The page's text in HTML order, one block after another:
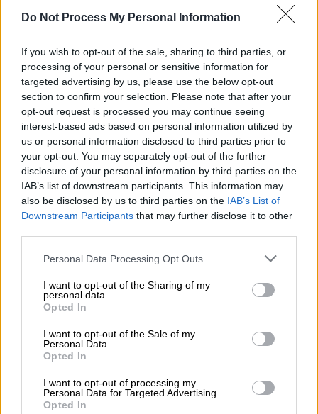
Do Not Process My Personal Information
If you wish to opt-out of the sale, sharing to third parties, or
processing of your personal or sensitive information for
targeted advertising by us, please use the below opt-out
section to confirm your selection. Please note that after your
opt-out request is processed you may continue seeing
interest-based ads based on personal information utilized by
us or personal information disclosed to third parties prior to
your opt-out. You may separately opt-out of the further
disclosure of your personal information by third parties on the
IAB’s list of downstream participants. This information may
also be disclosed by us to third parties on the IAB’s List of
Downstream Participants that may further disclose it to other
Please note that this website/app uses one or more Google
not limited to your visit or usage behaviour. You may click to
grant or deny consent to Google and its third-party tags to
use your data for below specified purposes in below Google
consent section.
Personal Data Processing Opt Outs
I want to opt-out of the Sharing of my
personal data.
Opted In
I want to opt-out of the Sale of my
Personal Data.
Opted In
I want to opt-out of processing my
Personal Data for Targeted Advertising.
Opted In
Lifestyle|03.09.2019 23:11
Πέθανε διαγωνιζόμενη γνωστού talent
show σε τροχαίο (vid)
Η οικογένεια της τραγουδίστριας πιστεύει
ότι πιθανώς ένα ελάφι προκάλεσε το
τραγικό δυστύχημα
ΑΛΛΑ #TAGS
Κέιτι Πέρι
ειδήσεις τώρα
τραγουδίστρια
λιποθυμία